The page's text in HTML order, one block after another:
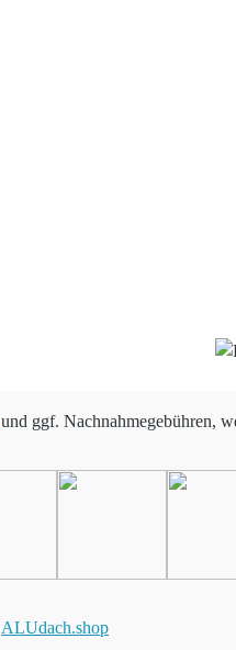
und ggf. Nachnahmegebühren,
ALUdach.shop